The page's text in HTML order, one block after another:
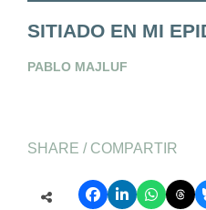
SITIADO EN MI
PABLO MAJLUF
SHARE / COMPARTIR